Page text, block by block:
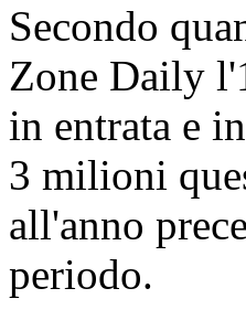
Secondo
Zone Daily
in entrata e
3 milioni
all'anno
periodo.